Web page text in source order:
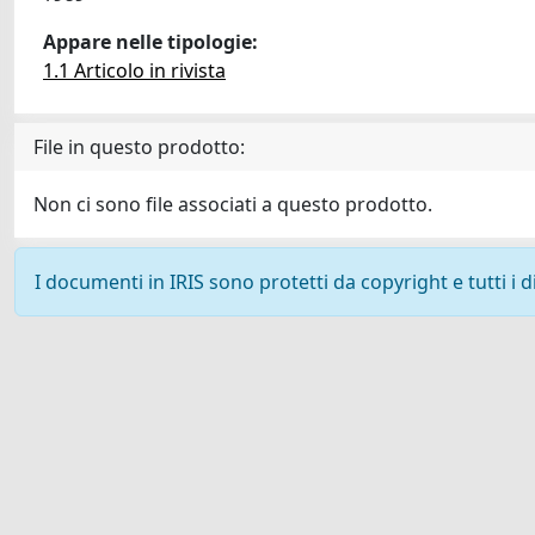
Appare nelle tipologie:
1.1 Articolo in rivista
File in questo prodotto:
Non ci sono file associati a questo prodotto.
I documenti in IRIS sono protetti da copyright e tutti i